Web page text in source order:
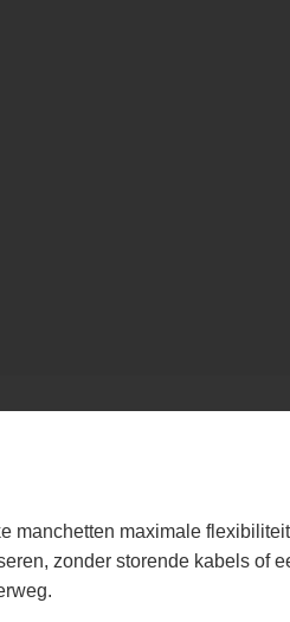
manchetten maximale
zonder storende kabels of